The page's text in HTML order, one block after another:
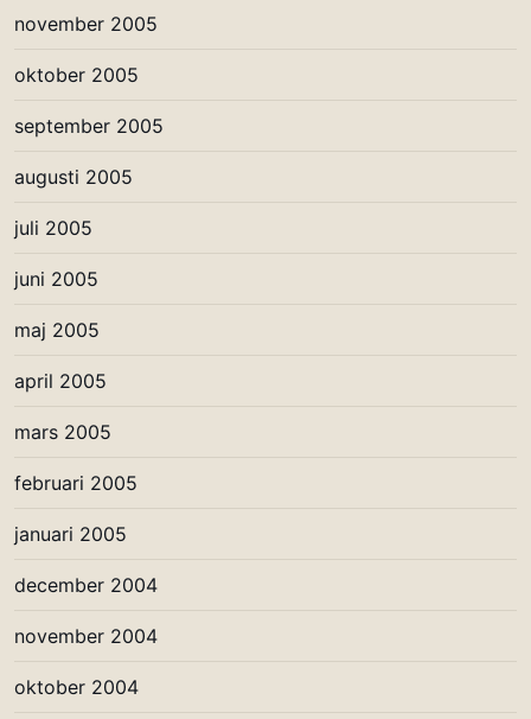
november 2005
oktober 2005
september 2005
augusti 2005
juli 2005
juni 2005
maj 2005
april 2005
mars 2005
februari 2005
januari 2005
december 2004
november 2004
oktober 2004